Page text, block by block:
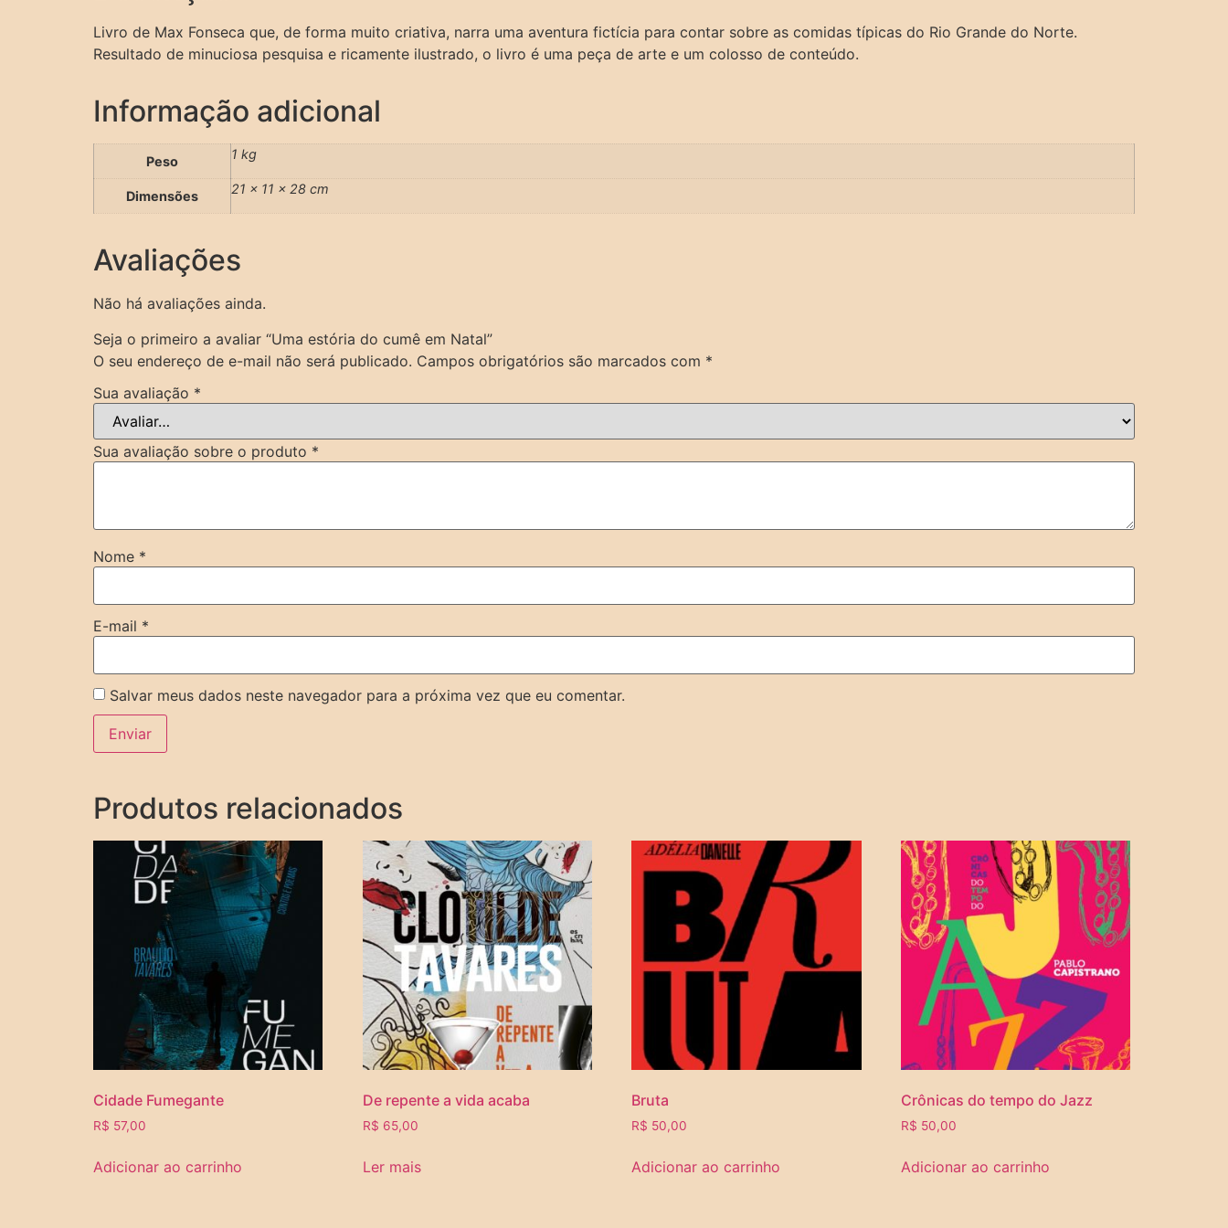
Livro de Max Fonseca que, de forma muito criativa, narra uma aventura fictícia para contar sobre as comidas típicas do Rio Grande do Norte.
Resultado de minuciosa pesquisa e ricamente ilustrado, o livro é uma peça de arte e um colosso de conteúdo.
Informação adicional
Peso 1 kg
Dimensões 21 × 11 × 28 cm
Avaliações
Não há avaliações ainda.
Seja o primeiro a avaliar “Uma estória do cumê em Natal”
O seu endereço de e-mail não será publicado. Campos obrigatórios são marcados com *
Sua avaliação *
Sua avaliação sobre o produto *
Nome *
E-mail *
Salvar meus dados neste navegador para a próxima vez que eu comentar.
Produtos relacionados
Cidade Fumegante
R$ 57,00
Adicionar ao carrinho
De repente a vida acaba
R$ 65,00
Ler mais
Bruta
R$ 50,00
Adicionar ao carrinho
Crônicas do tempo do Jazz
R$ 50,00
Adicionar ao carrinho